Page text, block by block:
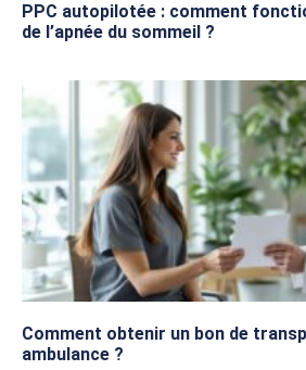
PPC autopilotée : comment
de l’apnée du sommeil ?
Comment obtenir un bon de
ambulance ?